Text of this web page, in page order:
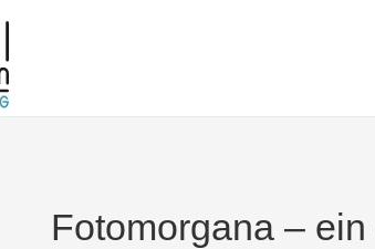
Fotomorgana –